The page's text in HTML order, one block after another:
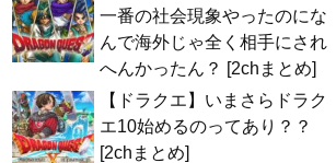
一番の社会現象やったのにな
んで海外じゃ全く相手にされ
へんかったん？ [2chまとめ]
【ドラクエ】いまさらドラク
エ10始めるのってあり？？
[2chまとめ]